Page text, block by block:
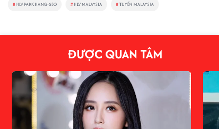
# HLV PARK HANG-SEO # HLV MALAYSIA #TUYỂN MALAYSIA
ĐƯỢC QUAN TÂM